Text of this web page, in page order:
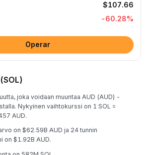
$107.66
-60.28%
Operar
joka voidaan muuntaa AUD (AUD) -
Nykyinen vaihtokurssi on 1 SOL =
AUD.
on $62.59B AUD ja 24 tunnin
on $1.92B AUD.